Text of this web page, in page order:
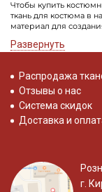
Чтобы купить
ткань для костюма в
материал для
Развернуть
Распродажа
Отзывы о нас
Система скидок
Доставка и
г.